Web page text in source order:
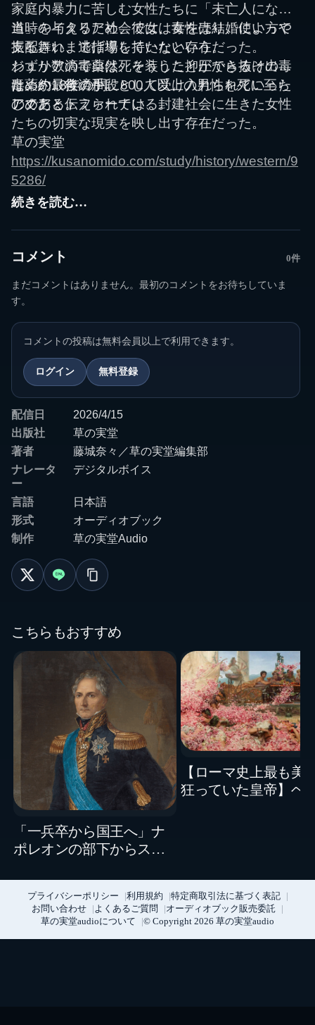
家庭内暴力に苦しむ女性たちに「未亡人になる
道」を与えるため、彼女は毒を売り、使い方や
振る舞いまで指導していたという。
わずか数滴で自然死を装うことができるその毒
は、約18年の間に600人以上の男性を死に至ら
しめたと伝えられている。
当時のイタリア社会では、女性は結婚によって
支配され、逃げ場を持たない存在だった。
ジュリアの毒薬は、そうした抑圧から抜け出す
ための最後の手段として受け入れられていった
のである。
毒薬か、救済か。
アクア・トファーナは、封建社会に生きた女性
たちの切実な現実を映し出す存在だった。
草の実堂
https://kusanomido.com/study/history/western/9
5286/
続きを読む…
コメント 0件
まだコメントはありません。最初のコメントをお待ちしていま
す。
コメントの投稿は無料会員以上で利用できます。
ログイン 無料登録
配信日
2026/4/15
出版社
草の実堂
著者
藤城奈々／草の実堂編集部
ナレータ
ー
デジタルボイス
言語
日本語
形式
オーディオブック
制作
草の実堂Audio
こちらもおすすめ
「一兵卒から国王へ」ナ
ポレオンの部下からスウ
ナドット
【ローマ史上最も美
狂っていた皇帝】ヘ
プライバシーポリシー 利用規約
特定商取引法に基づく表記
お問い合わせ
よくあるご質問
オーディオブック販売委託
草の実堂audioについて
© Copyright 2026 草の実堂audio